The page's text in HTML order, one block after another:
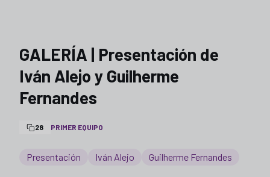
GALERÍA | Presentación de
Iván Alejo y Guilherme
Fernandes
28 PRIMER EQUIPO
Presentación Iván Alejo Guilherme Fernandes